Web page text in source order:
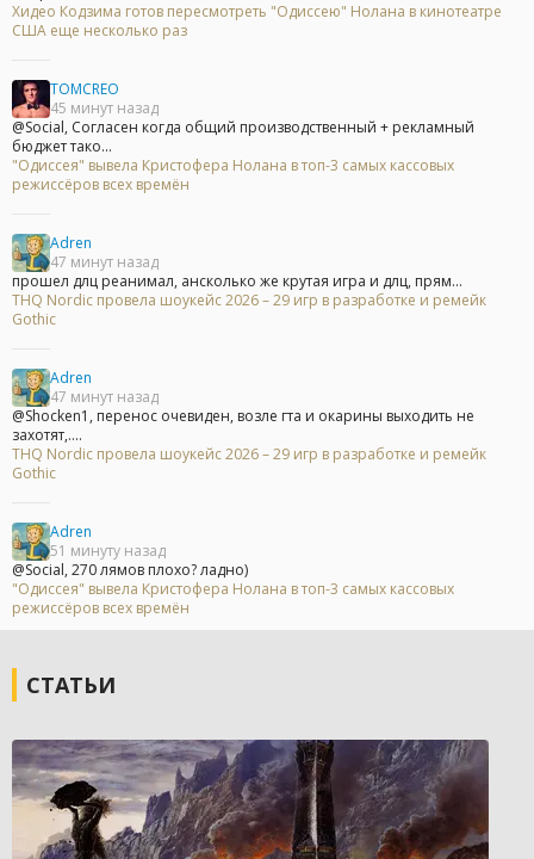
Хидео Кодзима готов пересмотреть "Одиссею" Нолана в кинотеатре
США еще несколько раз
TOMCREO
45 минут назад
@Social, Согласен когда общий производственный + рекламный
бюджет тако...
"Одиссея" вывела Кристофера Нолана в топ-3 самых кассовых
режиссёров всех времён
Adren
47 минут назад
прошел длц реанимал, ансколько же крутая игра и длц, прям...
THQ Nordic провела шоукейс 2026 – 29 игр в разработке и ремейк
Gothic
Adren
47 минут назад
@Shocken1, перенос очевиден, возле гта и окарины выходить не
захотят,....
THQ Nordic провела шоукейс 2026 – 29 игр в разработке и ремейк
Gothic
Adren
51 минуту назад
@Social, 270 лямов плохо? ладно)
"Одиссея" вывела Кристофера Нолана в топ-3 самых кассовых
режиссёров всех времён
СТАТЬИ